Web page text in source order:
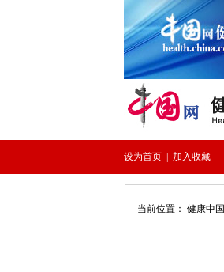
当前位置： 健康中国